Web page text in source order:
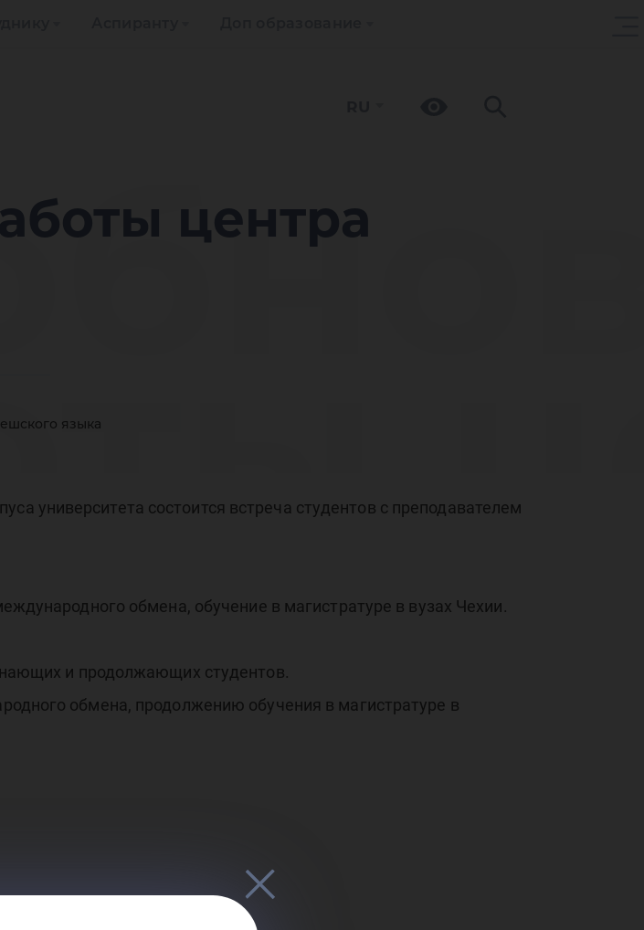
центра
языка
университета состоится встреча студентов с преподавателем
обмена, обучение в магистратуре в вузах Чехии.
и продолжающих студентов.
обмена, продолжению обучения в магистратуре в